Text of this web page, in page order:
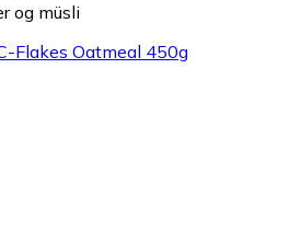
og müsli
Flakes Oatmeal 450g